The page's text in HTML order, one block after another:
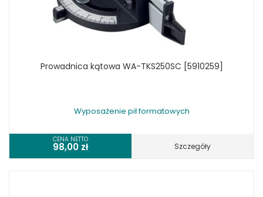
Prowadnica kątowa WA-TKS250SC [5910259]
Wyposażenie pił formatowych
CENA NETTO
98,00 zł Szczegóły